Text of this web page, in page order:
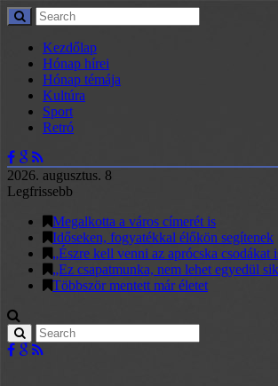
Kezdőlap
Hónap hírei
Hónap témája
Kultúra
Sport
Retró
2026. augusztus. 8
Legfrissebb
Megalkotta a város címerét is
Időseken, fogyatékkal élőkön segítenek
„Észre kell venni az aprócska csodákat
„Ez csapatmunka, nem lehet egyedül
Többször mentett már életet